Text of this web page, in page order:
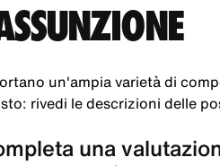
un'ampia varietà di
rivedi le descrizioni delle
una